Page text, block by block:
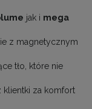
jak i mega
z magnetycznym
tło, które nie
klientki za komfort